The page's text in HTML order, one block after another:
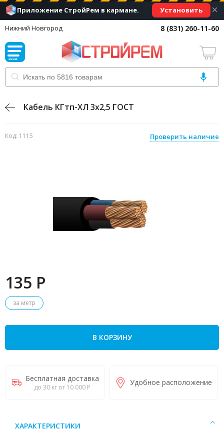
Приложение СтройРем в кармане. Установить ×
Нижний Новгород 8 (831) 260-11-60
Кабель КГтп-ХЛ 3х2,5 ГОСТ
Код: 1115 Проверить наличие
135 P
за метр
В КОРЗИНУ
Бесплатная доставка
до 30 кг от 10 000 Р
Удобное расположение
ХАРАКТЕРИСТИКИ